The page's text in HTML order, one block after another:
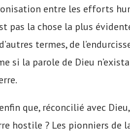
entre les efforts
pas la chose la plus
termes, de
si la parole de Dieu
que, réconcilié avec
hostile ? Les pionniers de